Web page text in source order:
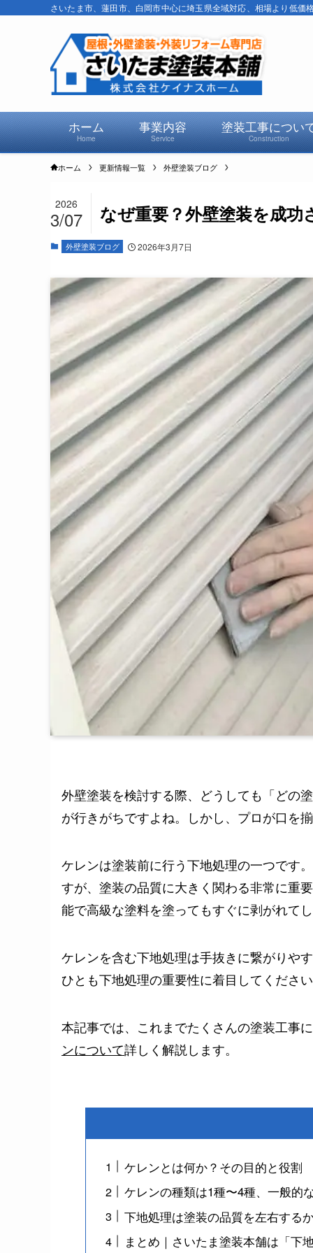
さいたま市、蓮田市、白岡市中心に埼玉県全域対応、相場より低
ホーム
Home
事業内容
Service
塗装工事につい
Construction
ホーム 更新情報一覧 外壁塗装ブログ
なぜ重要？外壁塗装を成
2026
3/07
外壁塗装ブログ 2026年3月7日
外壁塗装を検討する際、どうしても「どの
が行きがちですよね。しかし、プロが口を
ケレンは塗装前に行う下地処理の一つです
すが、塗装の品質に大きく関わる非常に重
能で高級な塗料を塗ってもすぐに剥がれて
ケレンを含む下地処理は手抜きに繋がりや
ひとも下地処理の重要性に着目してくださ
本記事では、これまでたくさんの塗装工事
ンについて詳しく解説します。
ケレンとは何か？その目的と役割
ケレンの種類は1種〜4種、一般的
下地処理は塗装の品質を左右する
まとめ｜さいたま塗装本舗は「下